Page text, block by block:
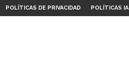
POLÍTICAS DE PRIVACIDAD POLÍTICAS IA